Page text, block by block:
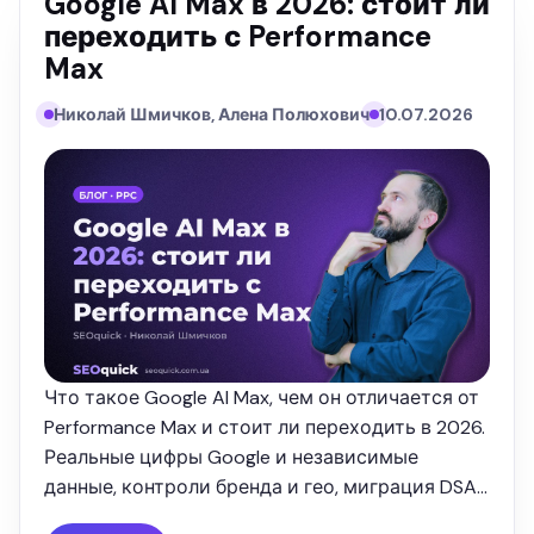
переходить с Performance
Max
Николай Шмичков, Алена Полюхович 10.07.2026
Что такое Google AI Max, чем он отличается от
Performance Max и стоит ли переходить в 2026.
Реальные цифры Google и независимые
данные, контроли бренда и гео, миграция DSA.
Разбор от SEOquick.